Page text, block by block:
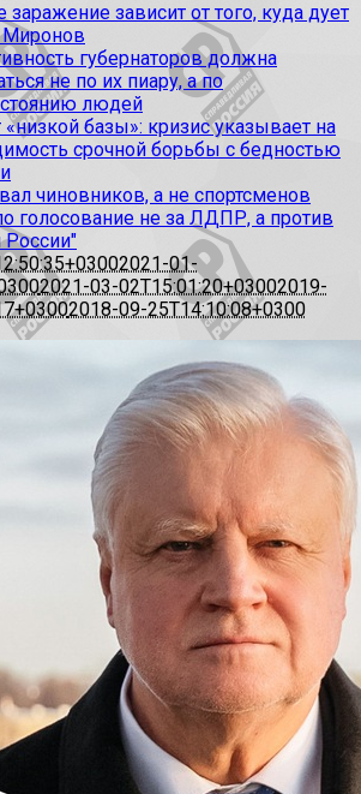
заражение зависит от того, куда дует
Миронов
губернаторов должна
не по их пиару, а по
людей
базы»: кризис указывает на
срочной борьбы с бедностью
чиновников, а не спортсменов
голосование не за ЛДПР, а против
России"
2021-01-
2021-03-02T15:01:20+03002019-
2018-09-25T14:10:08+0300